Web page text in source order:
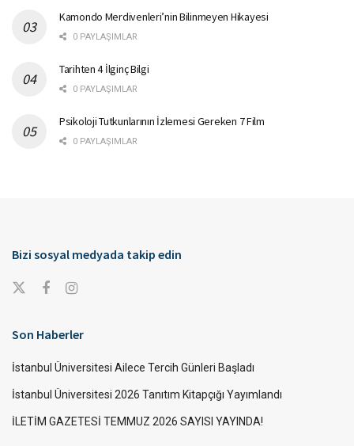
Kamondo Merdivenleri’nin Bilinmeyen Hikayesi
0 PAYLAŞIMLAR
Tarihten 4 İlginç Bilgi
0 PAYLAŞIMLAR
Psikoloji Tutkunlarının İzlemesi Gereken 7 Film
0 PAYLAŞIMLAR
Bizi sosyal medyada takip edin
Son Haberler
İstanbul Üniversitesi Ailece Tercih Günleri Başladı
İstanbul Üniversitesi 2026 Tanıtım Kitapçığı Yayımlandı
İLETİM GAZETESİ TEMMUZ 2026 SAYISI YAYINDA!